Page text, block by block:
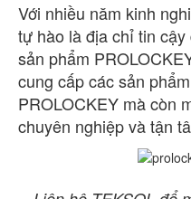
Với nhiều năm kinh
tự hào là địa chỉ tin
sản phẩm
cung cấp các sản
PROLOCKEY mà còn
chuyên nghiệp và tận